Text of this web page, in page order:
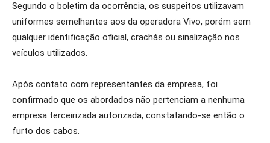
Segundo o boletim da ocorrência, os suspeitos utilizavam
uniformes semelhantes aos da operadora Vivo, porém sem
qualquer identificação oficial, crachás ou sinalização nos
veículos utilizados.
Após contato com representantes da empresa, foi
confirmado que os abordados não pertenciam a nenhuma
empresa terceirizada autorizada, constatando-se então o
furto dos cabos.